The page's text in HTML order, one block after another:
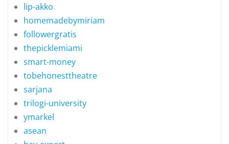
lip-akko
homemadebymiriam
followergratis
thepicklemiami
smart-money
tobehonesttheatre
sarjana
trilogi-university
ymarkel
asean